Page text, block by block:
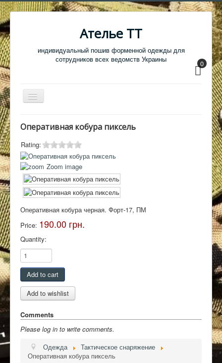
Ателье ТТ
индивидуальный пошив форменной одежды для
сотрудников всех ведомств Украины
0
Перемикач
навігації
Обувь
Атрибутика
Головные уборы
Кабинет
Контакты
Оперативная кобура пиксель
Rating:
Zoom image
Оперативная кобура черная. Форт-17, ПМ
Price: 190.00 грн.
Quantity:
Comments
Please log in to write comments.
Одежда
Тактическое снаряжение
Оперативная кобура пиксель